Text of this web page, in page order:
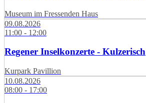
Museum im Fressenden Haus
09.08.2026
11:00 - 12:00
Regener Inselkonzerte - Kulzerisch
Kurpark Pavillion
10.08.2026
08:00 - 17:00